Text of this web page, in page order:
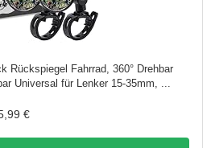
Rückspiegel Fahrrad, 360° Drehbar
Universal für Lenker 15-35mm, ...
€